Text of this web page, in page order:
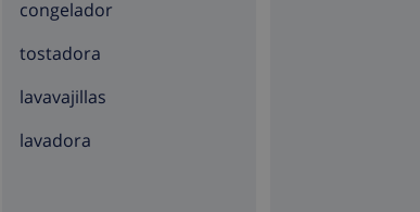
congelador
tostadora
lavavajillas
lavadora